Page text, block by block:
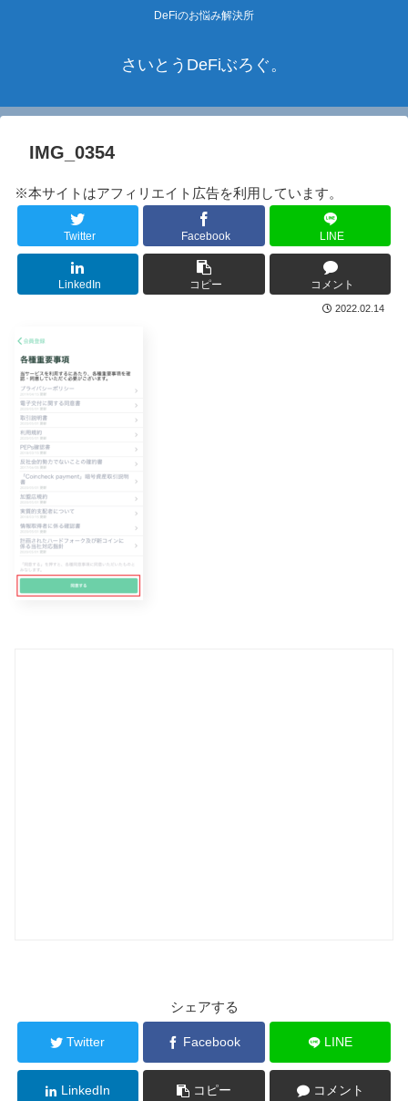
DeFiのお悩み解決所
さいとうDeFiぶろぐ。
IMG_0354
※本サイトはアフィリエイト広告を利用しています。
Twitter Facebook LINE
LinkedIn コピー コメント
2022.02.14
シェアする
Twitter Facebook LINE
LinkedIn コピー コメント